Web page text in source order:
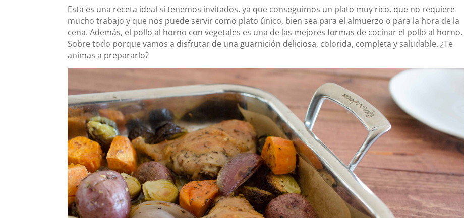
Esta es una receta ideal si tenemos invitados, ya que conseguimos un plato muy rico, que no requiere
mucho trabajo y que nos puede servir como plato único, bien sea para el almuerzo o para la hora de la
cena. Además, el pollo al horno con vegetales es una de las mejores formas de cocinar el pollo al horno.
Sobre todo porque vamos a disfrutar de una guarnición deliciosa, colorida, completa y saludable. ¿Te
animas a prepararlo?